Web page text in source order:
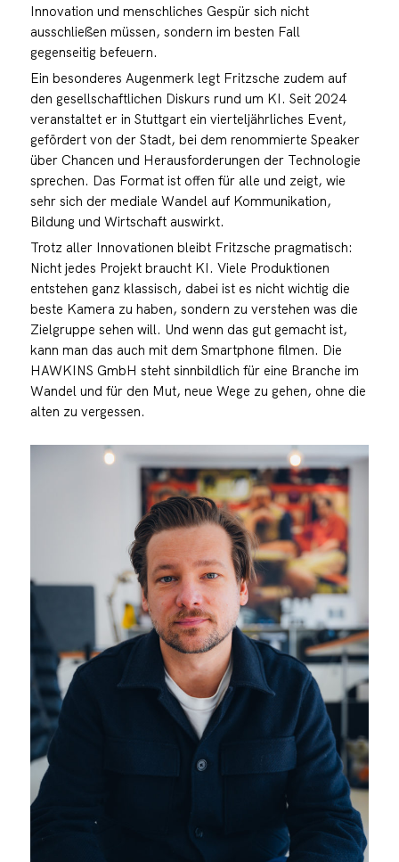
Innovation und menschliches Gespür sich nicht
ausschließen müssen, sondern im besten Fall
gegenseitig befeuern.
Ein besonderes Augenmerk legt Fritzsche zudem auf
den gesellschaftlichen Diskurs rund um KI. Seit 2024
veranstaltet er in Stuttgart ein vierteljährliches Event,
gefördert von der Stadt, bei dem renommierte Speaker
über Chancen und Herausforderungen der Technologie
sprechen. Das Format ist offen für alle und zeigt, wie
sehr sich der mediale Wandel auf Kommunikation,
Bildung und Wirtschaft auswirkt.
Trotz aller Innovationen bleibt Fritzsche pragmatisch:
Nicht jedes Projekt braucht KI. Viele Produktionen
entstehen ganz klassisch, dabei ist es nicht wichtig die
beste Kamera zu haben, sondern zu verstehen was die
Zielgruppe sehen will. Und wenn das gut gemacht ist,
kann man das auch mit dem Smartphone filmen. Die
HAWKINS GmbH steht sinnbildlich für eine Branche im
Wandel und für den Mut, neue Wege zu gehen, ohne die
alten zu vergessen.